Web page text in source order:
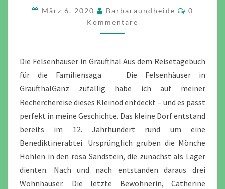
GRAUFTHAL
März 6, 2020 Barbaraundheide
0
Kommentare
Die Felsenhäuser in Graufthal Aus dem Reisetagebuch
für die Familiensaga Die Felsenhäuser in
GraufthalGanz zufällig habe ich auf meiner
Recherchereise dieses Kleinod entdeckt – und es passt
perfekt in meine Geschichte. Das kleine Dorf entstand
bereits im 12. Jahrhundert rund um eine
Benediktinerabtei. Ursprünglich gruben die Mönche
Höhlen in den rosa Sandstein, die zunächst als Lager
dienten. Nach und nach entstanden daraus drei
Wohnhäuser. Die letzte Bewohnerin, Catherine